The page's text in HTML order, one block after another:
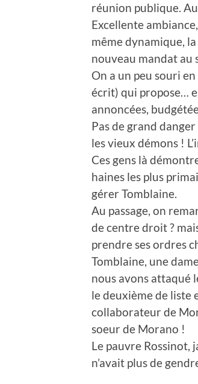
réunion publique.
Excellente
même dynamique,
nouveau mandat au
On a un peu souri
écrit) qui propose…
annoncées,
Pas de grand
les vieux démons !
Ces gens là
haines les plus
gérer Tomblaine.
Au passage, on
de centre droit ?
prendre ses ordres
Tomblaine, une
nous avons attaqué
le deuxième de liste
collaborateur de
soeur de Morano !
Le pauvre Rossinot,
n’avait plus de